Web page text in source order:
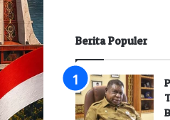
Berita Populer